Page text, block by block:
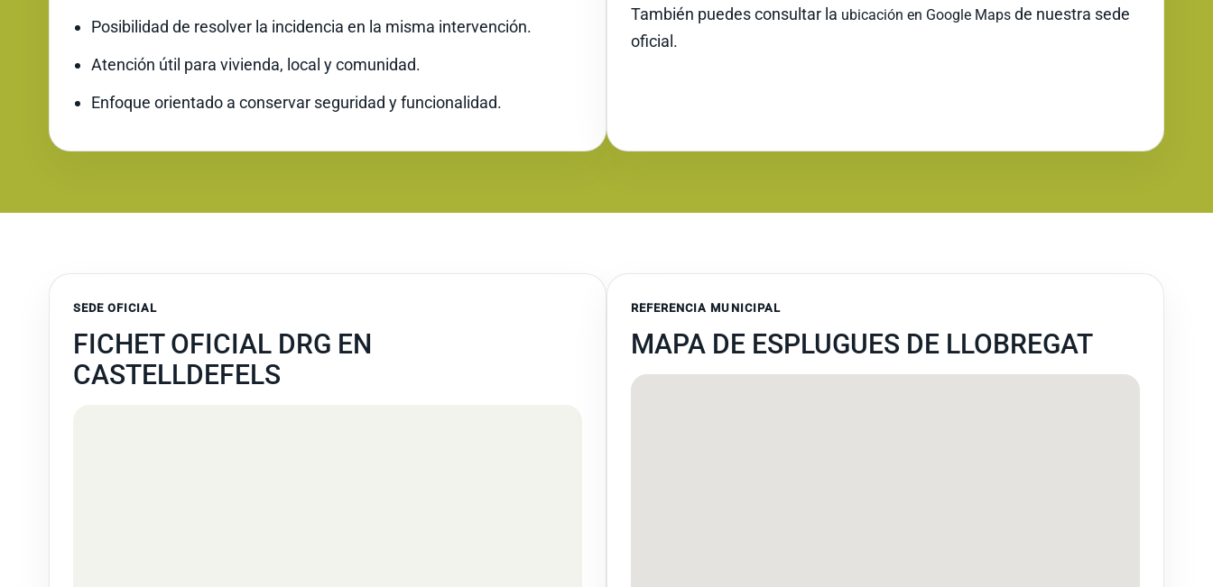
Posibilidad de resolver la incidencia en la misma intervención.
Atención útil para vivienda, local y comunidad.
Enfoque orientado a conservar seguridad y funcionalidad.
También puedes consultar la ubicación en Google Maps de nuestra sede
oficial.
SEDE OFICIAL
FICHET OFICIAL DRG EN
CASTELLDEFELS
REFERENCIA MUNICIPAL
MAPA DE ESPLUGUES DE LLOBREGAT